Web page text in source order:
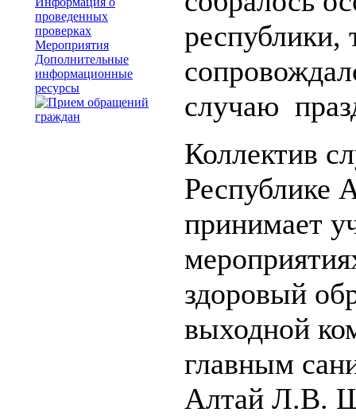
проведенных
проверках
Мероприятия
Дополнительные
информационные
ресурсы
республики,
случаю
Коллектив
Республике
принимает
здоровый
выходной
главным
Алтай Л.В.